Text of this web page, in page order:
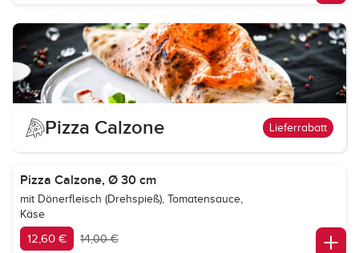
Pizza Calzone Lieferrabatt
Pizza Calzone, Ø 30 cm
mit Dönerfleisch (Drehspieß), Tomatensauce,
Käse
12,60 € 14,00 €